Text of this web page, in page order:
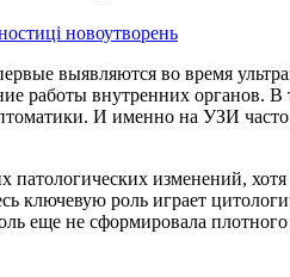
выявляются во время
работы внутренних органов.
И именно на УЗИ
патологических изменений,
ключевую роль играет
еще не сформировала